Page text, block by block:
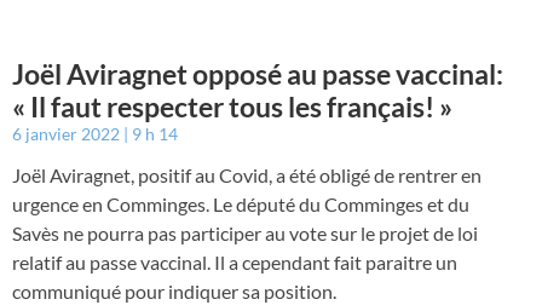
Joël Aviragnet opposé au passe vaccinal:
« Il faut respecter tous les français! »
6 janvier 2022 9 h 14
Joël Aviragnet, positif au Covid, a été obligé de rentrer en
urgence en Comminges. Le député du Comminges et du
Savès ne pourra pas participer au vote sur le projet de loi
relatif au passe vaccinal. Il a cependant fait paraitre un
communiqué pour indiquer sa position.